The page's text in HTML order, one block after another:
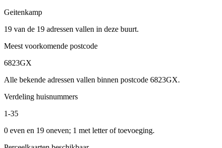
Geitenkamp
19 van de 19 adressen vallen in deze buurt.
Meest voorkomende postcode
6823GX
Alle bekende adressen vallen binnen postcode 6823GX.
Verdeling huisnummers
1-35
0 even en 19 oneven; 1 met letter of toevoeging.